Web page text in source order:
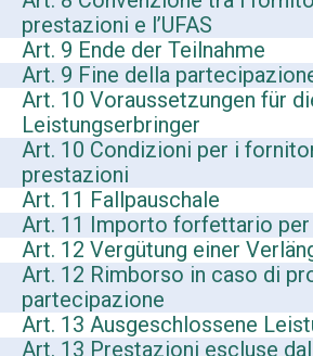
prestazioni e l’UFAS
Art. 9 Ende der Teilnahme
Art. 9 Fine della
Art. 10 Voraussetzungen für
Leistungserbringer
Art. 10 Condizioni per i
prestazioni
Art. 11 Fallpauschale
Art. 11 Importo forfettario
Art. 12 Vergütung einer
Art. 12 Rimborso in caso di
partecipazione
Art. 13 Ausgeschlossene
Art. 13 Prestazioni escluse